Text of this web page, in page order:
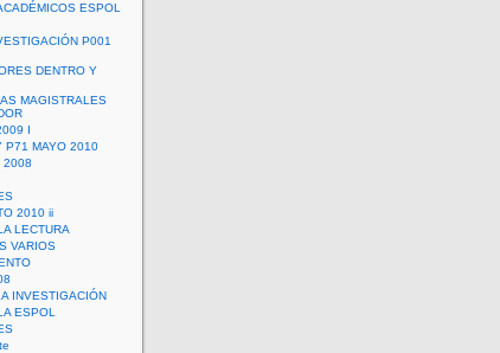
ESPOL
P001
DENTRO Y
MAGISTRALES
I
P71 MAYO 2010
2008
2010 ii
LECTURA
VARIOS
INVESTIGACIÓN
ESPOL